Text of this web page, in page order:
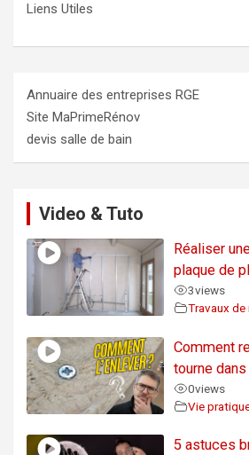
Liens Utiles
Annuaire des entreprises RGE
Site MaPrimeRénov
devis salle de bain
Video & Tuto
Réaliser
plaque de
3views
Travaux
Comment
tourne
0views
Vie
5 astuces